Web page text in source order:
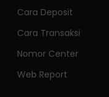
Cara Deposit
Cara Transaksi
Nomor Center
Web Report